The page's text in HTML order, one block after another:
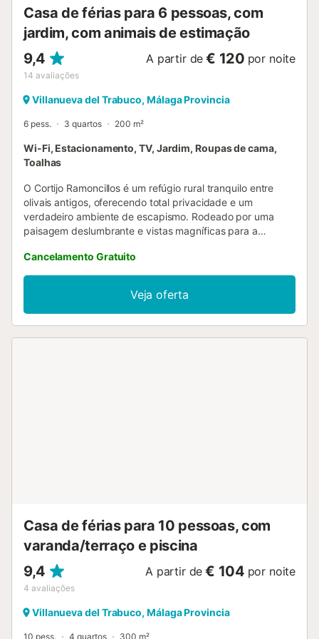
com acesso fácil à autoestrada para explorar Antequera,
Granada, Alhambra, Ronda, Sevilha, Sierra Nevada e as
praias da Costa del Sol a...
Casa de férias para 6 pessoas, com
jardim, com animais de estimação
9,4
14 avaliações
A partir de € 120 por noite
Villanueva del Trabuco, Málaga Provincia
6 pess. 3 quartos 200 m²
Wi-Fi, Estacionamento, TV, Jardim, Roupas de cama,
Toalhas
O Cortijo Ramoncillos é um refúgio rural tranquilo entre
olivais antigos, oferecendo total privacidade e um
verdadeiro ambiente de escapismo. Rodeado por uma
paisagem deslumbrante e vistas magníficas para a
para férias em família ou para relaxar com quem mais
gostam. Construído originalmente em 1948, o cortijo
mantém as paredes espessas típicas, que ajudam a
manter a casa fresca no verão e quente no inverno,
complementadas por aquecimento central nos meses mais
Cancelamento Gratuito
Veja oferta
Casa de férias para 10 pessoas, com
varanda/terraço e piscina
9,4
4 avaliações
A partir de € 104 por noite
Villanueva del Trabuco, Málaga Provincia
10 pess. 4 quartos 300 m²